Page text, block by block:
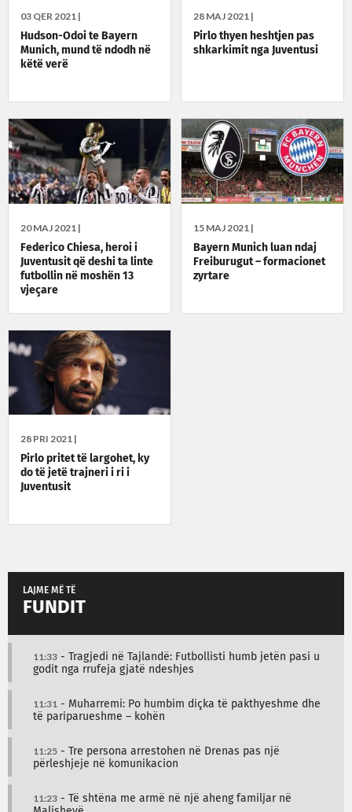
03 QER 2021 |
Hudson-Odoi te Bayern
Munich, mund të ndodh në
këtë verë
28 MAJ 2021 |
Pirlo thyen heshtjen pas
shkarkimit nga Juventusi
20 MAJ 2021 |
Federico Chiesa, heroi i
Juventusit që deshi ta linte
futbollin në moshën 13
vjeçare
15 MAJ 2021 |
Bayern Munich luan ndaj
Freiburugut – formacionet
zyrtare
28 PRI 2021 |
Pirlo pritet të largohet, ky
do të jetë trajneri i ri i
Juventusit
LAJME MË TË
FUNDIT
11:33 - Tragjedi në Tajlandë: Futbollisti humb jetën pasi u
godit nga rrufeja gjatë ndeshjes
11:31 - Muharremi: Po humbim diçka të pakthyeshme dhe
të pariparueshme – kohën
11:25 - Tre persona arrestohen në Drenas pas një
përleshjeje në komunikacion
11:23 - Të shtëna me armë në një aheng familjar në